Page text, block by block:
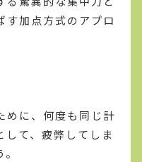
す加点方式のアプロ
めに、何度も同じ計
て、疲弊してしま